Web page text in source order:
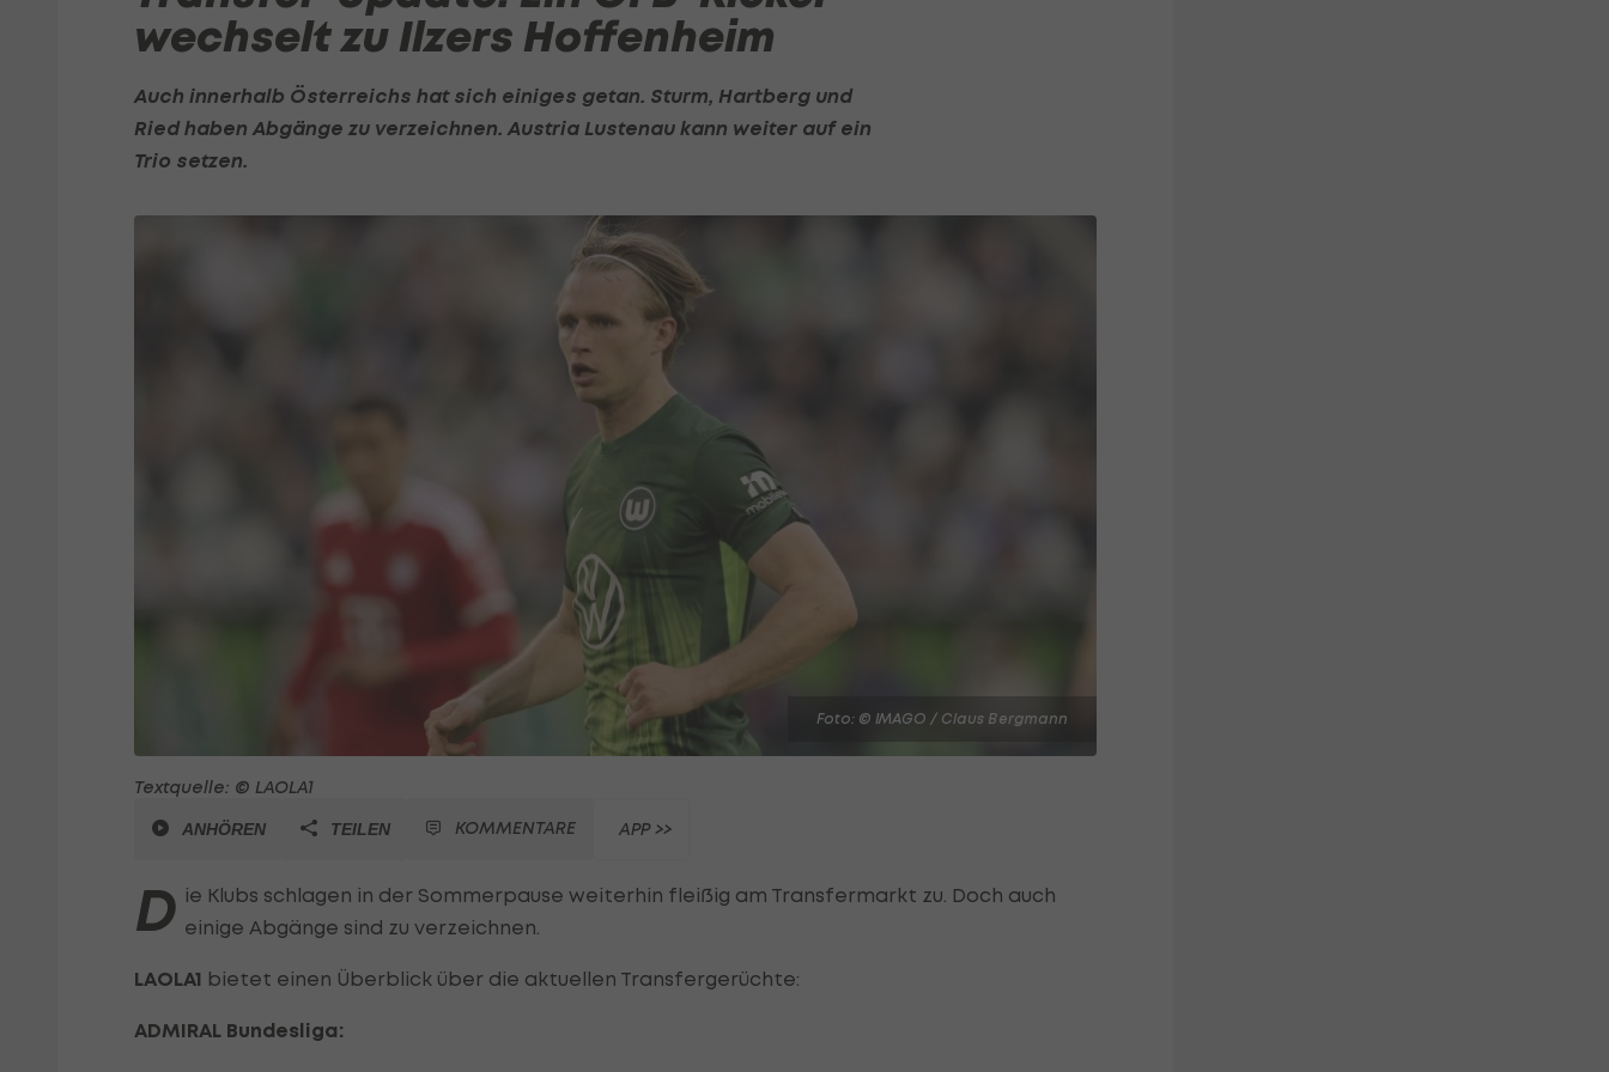
wechselt zu Ilzers Hoffenheim
Auch innerhalb Österreichs hat sich einiges getan. Sturm, Hartberg und
Ried haben Abgänge zu verzeichnen. Austria Lustenau kann weiter auf ein
Trio setzen.
Foto: © IMAGO / Claus Bergmann
Textquelle: © LAOLA1
ANHÖREN TEILEN KOMMENTARE APP >>
D ie Klubs schlagen in der Sommerpause weiterhin fleißig am Transfermarkt zu. Doch auch
einige Abgänge sind zu verzeichnen.
LAOLA1 bietet einen Überblick über die aktuellen Transfergerüchte:
ADMIRAL Bundesliga: